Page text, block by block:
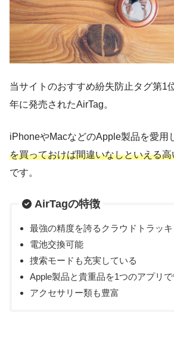
当サイトのおすすめ紛失防止タグ第1
年に発売されたAirTag。
iPhoneやMacなどのApple製品を愛用
を買っておけば間違いなしといえる
です。
AirTagの特徴
最強の精度を誇るクラウドトラッ
電池交換可能
捜索モードも充実している
Apple製品と貴重品を1つのアプリ
アクセサリー類も豊富